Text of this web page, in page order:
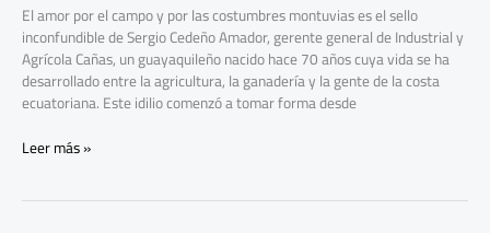
El amor por el campo y por las costumbres montuvias es el sello
inconfundible de Sergio Cedeño Amador, gerente general de Industrial y
Agrícola Cañas, un guayaquileño nacido hace 70 años cuya vida se ha
desarrollado entre la agricultura, la ganadería y la gente de la costa
ecuatoriana. Este idilio comenzó a tomar forma desde
Leer más »